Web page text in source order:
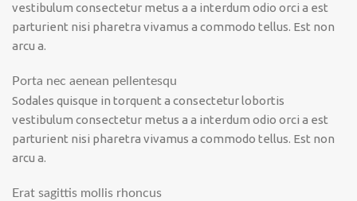
vestibulum consectetur metus a a interdum odio orci a est
parturient nisi pharetra vivamus a commodo tellus. Est non
arcu a.
Porta nec aenean pellentesqu
Sodales quisque in torquent a consectetur lobortis
vestibulum consectetur metus a a interdum odio orci a est
parturient nisi pharetra vivamus a commodo tellus. Est non
arcu a.
Erat sagittis mollis rhoncus